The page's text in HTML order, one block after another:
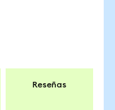
Reseñas